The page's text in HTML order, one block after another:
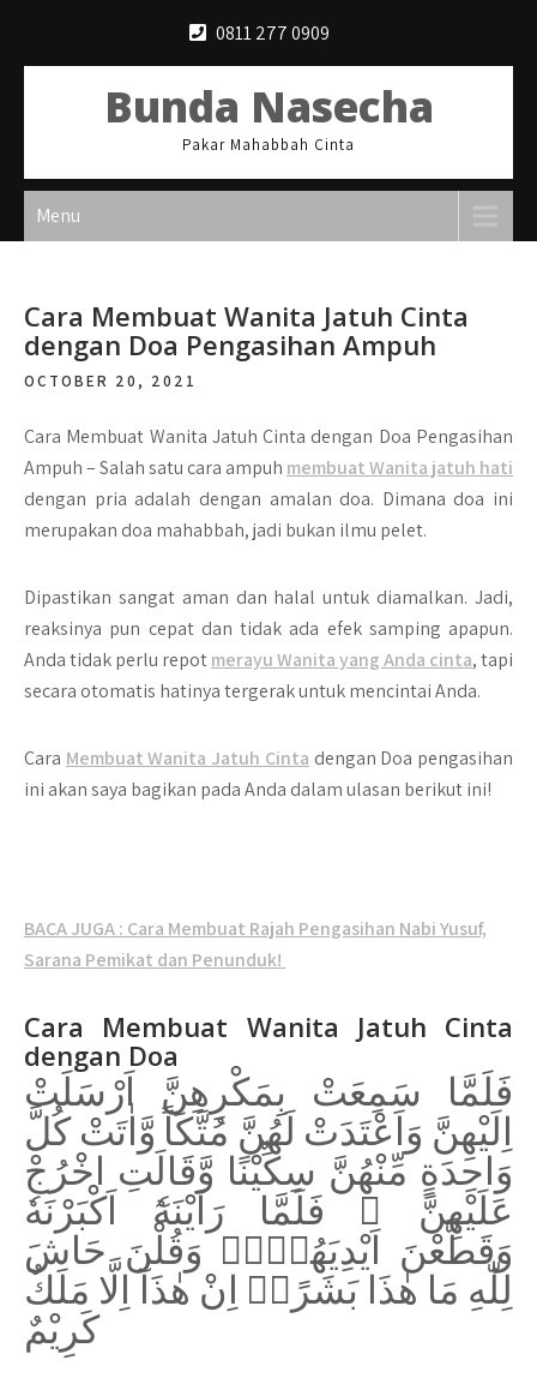
0811 277 0909
Bunda Nasecha
Pakar Mahabbah Cinta
Menu
Cara Membuat Wanita Jatuh Cinta
dengan Doa Pengasihan Ampuh
OCTOBER 20, 2021
Cara Membuat Wanita Jatuh Cinta dengan Doa Pengasihan
Ampuh –Salah satu cara ampuh membuat Wanita jatuh hati
dengan pria adalah dengan amalan doa. Dimana doa ini
merupakan doa mahabbah, jadi bukan ilmu pelet.
Dipastikan sangat aman dan halal untuk diamalkan. Jadi,
reaksinya pun cepat dan tidak ada efek samping apapun.
Anda tidak perlu repotmerayu Wanita yang Anda cinta, tapi
secara otomatis hatinya tergerak untuk mencintai Anda.
Cara Membuat Wanita Jatuh Cinta dengan Doa pengasihan
ini akan saya bagikan pada Anda dalam ulasan berikut ini!
BACA JUGA : Cara Membuat Rajah Pengasihan Nabi Yusuf,
Sarana Pemikat dan Penunduk!
Cara Membuat Wanita Jatuh Cinta
dengan Doa
فَلَمَّا سَمِعَتْ بِمَكْرِهِنَّ اَرْسَلَتْ
اِلَيْهِنَّ وَاَعْتَدَتْ لَهُنَّ مُتَّكَاً وَّاٰتَتْ كُلَّ
وَاحِدَةٍ مِّنْهُنَّ سِكِّيْنًا وَّقَالَتِ اخْرُجْ
عَلَيْهِنَّ ۚ فَلَمَّا رَاَيْنَهٗٓ اَكْبَرْنَهٗ
وَقَطَّعْنَ اَيْدِيَهُنَّۖ وَقُلْنَ حَاشَ
لِلّٰهِ مَا هٰذَا بَشَرًاۗ اِنْ هٰذَآ اِلَّا مَلَكٌ
كَرِيْمٌ